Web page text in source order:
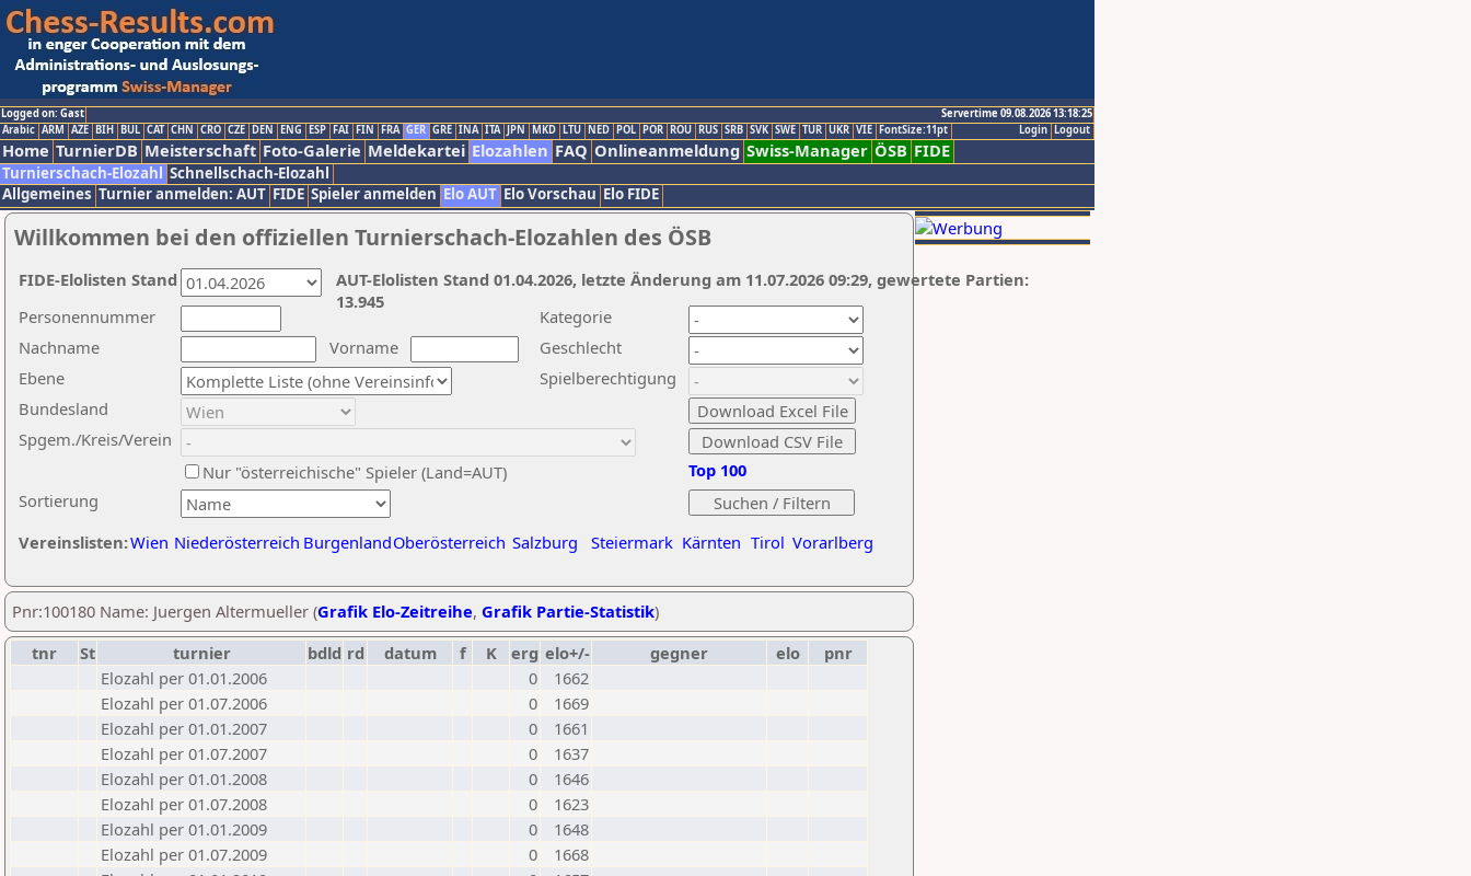
Logged on: Gast
Servertime 09.08.2026 13:18:25
Logout
Login
Arabic ARM AZE BIH BUL CAT CHN CRO CZE DEN ENG ESP FAI FIN FRA GER GRE INA ITA JPN MKD LTU NED POL POR ROU RUS SRB SVK SWE TUR UKR VIE FontSize:11pt
Home TurnierDB Meisterschaft Foto-Galerie Meldekartei Elozahlen FAQ Onlineanmeldung Swiss-Manager ÖSB FIDE
Turnierschach-Elozahl Schnellschach-Elozahl
Allgemeines Turnier anmelden: AUT FIDE Spieler anmelden Elo AUT Elo Vorschau Elo FIDE
Willkommen bei den offiziellen Turnierschach-Elozahlen des ÖSB
Nachname
Vorname
Ebene
Kategorie
Sortierung
Personennummer
Bundesland
Spgem./Kreis/Verein
Geschlecht
Nur "österreichische" Spieler (Land=AUT)
Spielberechtigung
Vereinslisten:Wien Niederösterreich BurgenlandOberösterreich Salzburg Steiermark Kärnten Tirol Vorarlberg
Top 100
AUT-Elolisten Stand 01.04.2026, letzte Änderung am 11.07.2026 09:29, gewertete Partien:
13.945
FIDE-Elolisten Stand
Pnr:100180 Name: Juergen Altermueller (Grafik Elo-Zeitreihe, Grafik Partie-Statistik)
tnr
St turnier bdld rd datum f K erg elo+/- gegner elo
pnr
Elozahl per 01.01.2006
0
1662
Elozahl per 01.07.2006
0
1669
Elozahl per 01.01.2007
0
1661
Elozahl per 01.07.2007
0
1637
Elozahl per 01.01.2008
0
1646
Elozahl per 01.07.2008
0
1623
Elozahl per 01.01.2009
0
1648
Elozahl per 01.07.2009
0
1668